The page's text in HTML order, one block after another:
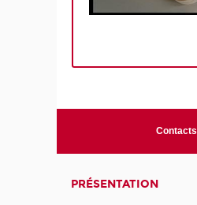
Contacts
PRÉSENTATION